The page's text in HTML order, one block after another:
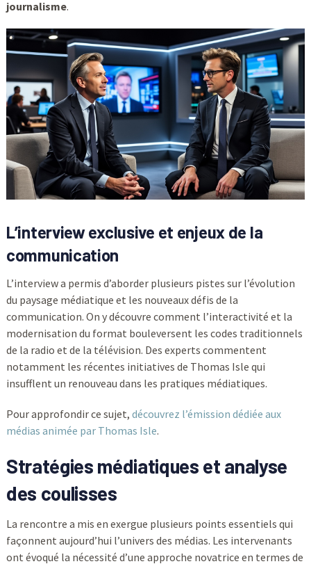
journalisme.
L’interview exclusive et enjeux de la
communication
L’interview a permis d’aborder plusieurs pistes sur l’évolution
du paysage médiatique et les nouveaux défis de la
communication. On y découvre comment l’interactivité et la
modernisation du format bouleversent les codes traditionnels
de la radio et de la télévision. Des experts commentent
notamment les récentes initiatives de Thomas Isle qui
insufflent un renouveau dans les pratiques médiatiques.
Pour approfondir ce sujet, découvrez l’émission dédiée aux
médias animée par Thomas Isle.
Stratégies médiatiques et analyse
des coulisses
La rencontre a mis en exergue plusieurs points essentiels qui
façonnent aujourd’hui l’univers des médias. Les intervenants
ont évoqué la nécessité d’une approche novatrice en termes de